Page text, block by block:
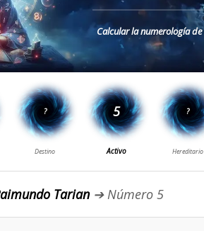
Calcular la numerología
Tarian➔ Número 5